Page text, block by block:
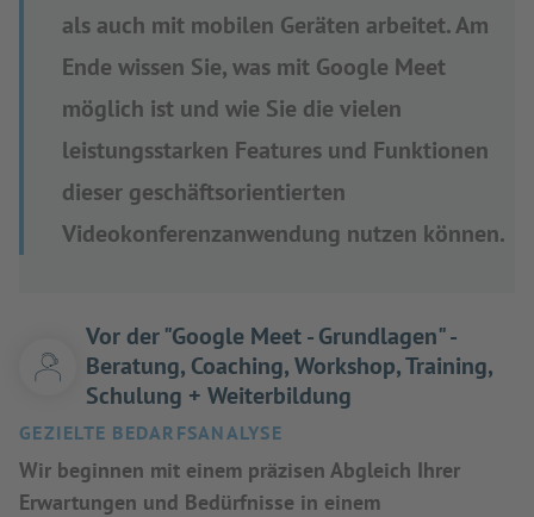
als auch mit mobilen Geräten arbeitet. Am
Ende wissen Sie, was mit Google Meet
möglich ist und wie Sie die vielen
leistungsstarken Features und Funktionen
dieser geschäftsorientierten
Videokonferenzanwendung nutzen können.
Vor der "Google Meet - Grundlagen" -
Beratung, Coaching, Workshop, Training,
Schulung + Weiterbildung
GEZIELTE BEDARFSANALYSE
Wir beginnen mit einem präzisen Abgleich Ihrer
Erwartungen und Bedürfnisse in einem